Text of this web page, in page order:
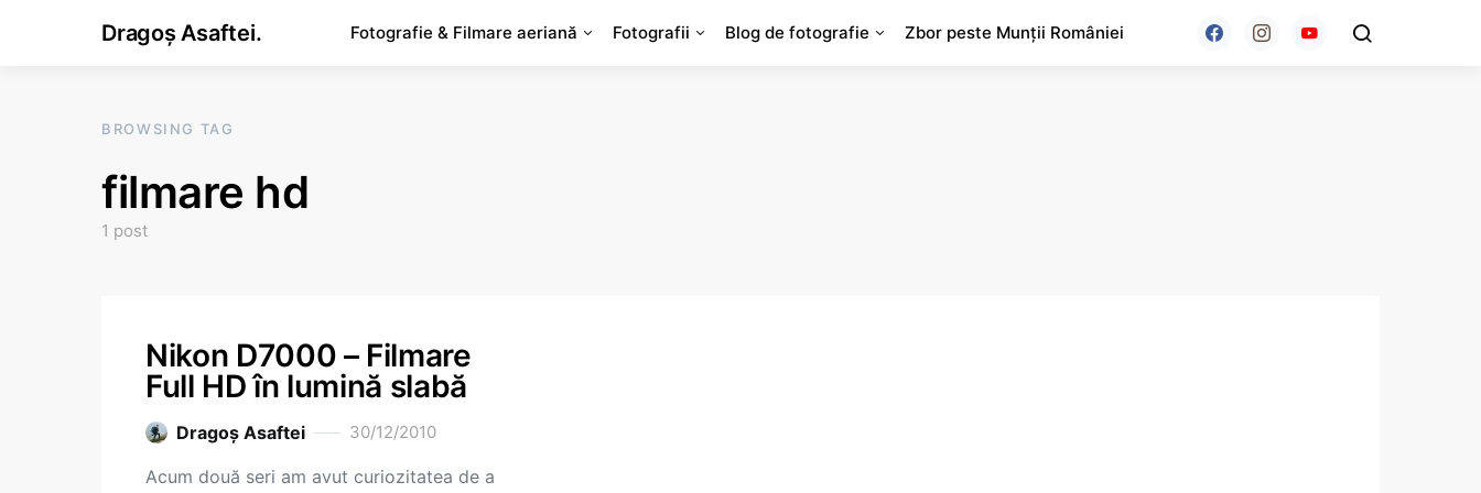
Dragoș Asaftei. Fotografie & Filmare aeriană Fotografii Blog de fotografie Zbor peste Munții României
BROWSING TAG
filmare hd
1 post
Nikon D7000 – Filmare
Full HD în lumină slabă
Dragoş Asaftei 30/12/2010
Acum două seri am avut curiozitatea de a